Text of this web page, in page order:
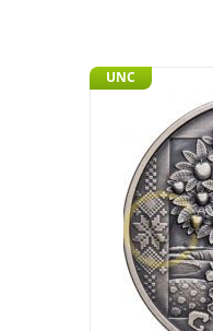
UNC